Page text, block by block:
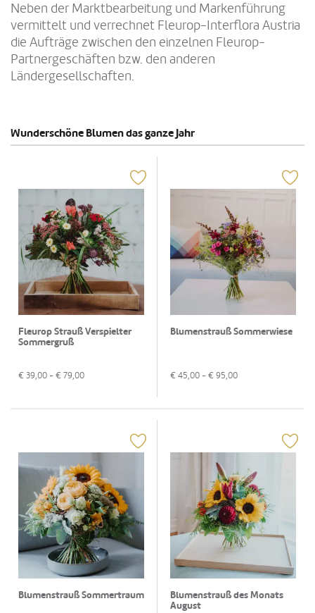
Neben der Marktbearbeitung und Markenführung
vermittelt und verrechnet Fleurop-Interflora Austria
die Aufträge zwischen den einzelnen Fleurop-
Partnergeschäften bzw. den anderen
Ländergesellschaften.
Wunderschöne Blumen das ganze Jahr
Fleurop Strauß Verspielter
Sommergruß
€ 39,00 - € 79,00
Blumenstrauß Sommerwiese
€ 45,00 - € 95,00
Blumenstrauß Sommertraum
Blumenstrauß des Monats
August